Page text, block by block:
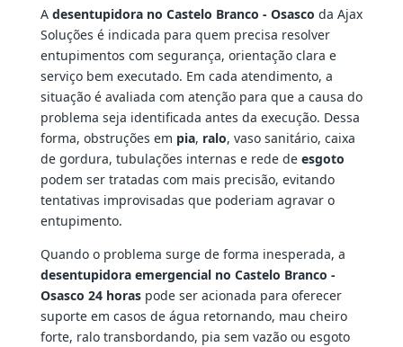
A desentupidora no Castelo Branco - Osasco da Ajax
Soluções é indicada para quem precisa resolver
entupimentos com segurança, orientação clara e
serviço bem executado. Em cada atendimento, a
situação é avaliada com atenção para que a causa do
problema seja identificada antes da execução. Dessa
forma, obstruções em pia, ralo, vaso sanitário, caixa
de gordura, tubulações internas e rede de esgoto
podem ser tratadas com mais precisão, evitando
tentativas improvisadas que poderiam agravar o
entupimento.
Quando o problema surge de forma inesperada, a
desentupidora emergencial no Castelo Branco -
Osasco 24 horaspode ser acionada para oferecer
suporte em casos de água retornando, mau cheiro
forte, ralo transbordando, pia sem vazão ou esgoto